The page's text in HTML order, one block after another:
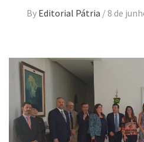
By Editorial Pátria /8 de